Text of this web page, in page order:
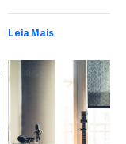
Leia Mais